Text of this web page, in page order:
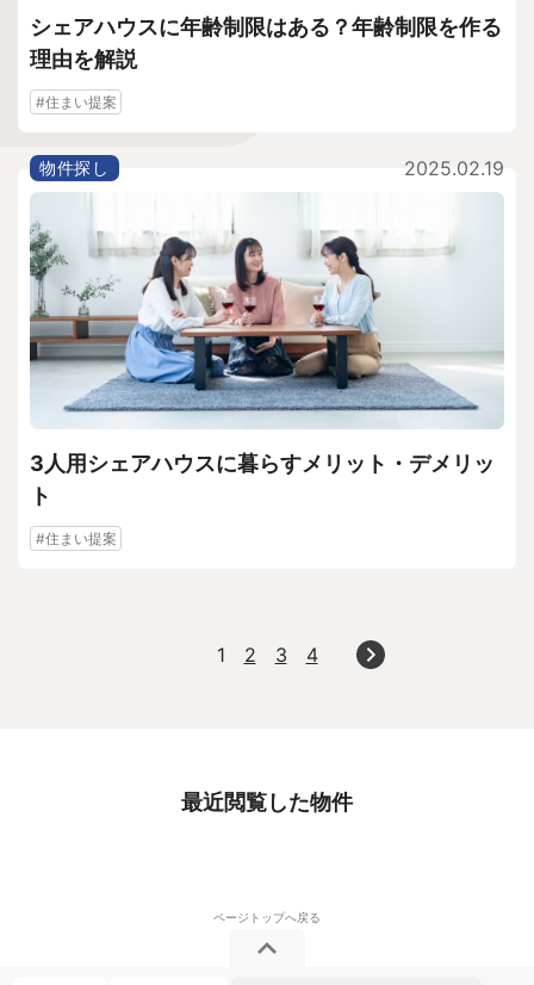
シェアハウスに年齢制限はある？年齢制限を作る
理由を解説
#住まい提案
2025.02.19
物件探し
3人用シェアハウスに暮らすメリット・デメリッ
ト
#住まい提案
1 2 3 4
最近閲覧した物件